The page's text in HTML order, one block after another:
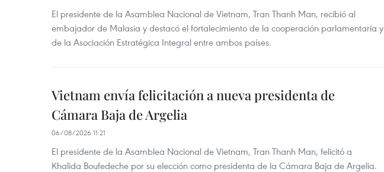
El presidente de la Asamblea Nacional de Vietnam, Tran Thanh Man, recibió al
embajador de Malasia y destacó el fortalecimiento de la cooperación parlamentaria y
de la Asociación Estratégica Integral entre ambos países.
Vietnam envía felicitación a nueva presidenta de
Cámara Baja de Argelia
06/08/2026 11:21
El presidente de la Asamblea Nacional de Vietnam, Tran Thanh Man, felicitó a
Khalida Boufedeche por su elección como presidenta de la Cámara Baja de Argelia.